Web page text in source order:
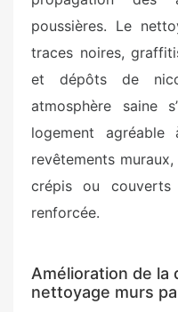
poussières. Le
traces noires,
et dépôts de
atmosphère saine
logement
revêtements
crépis ou couverts
renforcée.
Amélioration de la
nettoyage murs